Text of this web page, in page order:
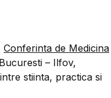
Conferinta de Medicina
– Ilfov,
stiinta, practica si